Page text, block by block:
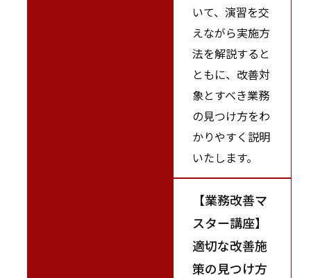
いて、演習を交
えながら実施方
法を解説すると
ともに、改善対
象とすべき業務
の見つけ方をわ
かりやすく説明
いたします。
【業務改善マ
スター講座】
適切な改善施
策の見つけ方